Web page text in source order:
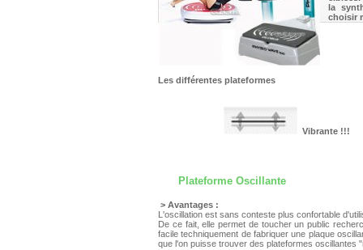
la
choisir
Les différentes plateformes
Plateforme Oscillante
> Avantages :
L'oscillation est sans conteste plus confortable
De ce fait, elle permet de toucher un public
facile techniquement de fabriquer une plaque
que l'on puisse trouver des plateformes oscillantes